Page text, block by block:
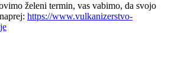
želeni termin, vas vabimo, da svojo
https://www.vulkanizerstvo-